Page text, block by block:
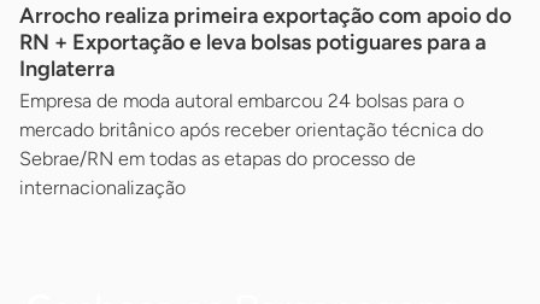
Arrocho realiza primeira exportação com apoio do
RN + Exportação e leva bolsas potiguares para a
Inglaterra
Empresa de moda autoral embarcou 24 bolsas para o
mercado britânico após receber orientação técnica do
Sebrae/RN em todas as etapas do processo de
internacionalização